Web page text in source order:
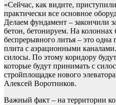
«Сейчас, как видите,
практически все основное
Делаем фундамент – закончили
бетон, бетонируем. На колоннах
беспрерывного литья – это одна
плита с аэрационными
силосы. По этому коридору
которые будут принимать с
стройплощадке нового
Алексей Воротников.
Важный факт – на территории